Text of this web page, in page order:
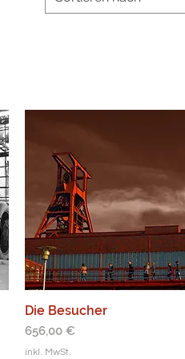
Die Besucher
Preis
656,00 €
inkl. MwSt.